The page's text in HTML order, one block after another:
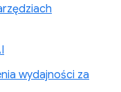
wydajności za